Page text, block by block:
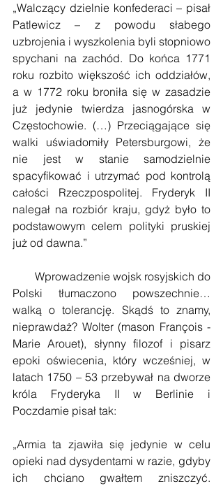
„Walczący dzielnie konfederaci – pisał
Patlewicz – z powodu słabego
uzbrojenia i wyszkolenia byli stopniowo
spychani na zachód. Do końca 1771
roku rozbito większość ich oddziałów,
a w 1772 roku broniła się w zasadzie
już jedynie twierdza jasnogórska w
Częstochowie. (…) Przeciągające się
walki uświadomiły Petersburgowi, że
nie jest w stanie samodzielnie
spacyfikować i utrzymać pod kontrolą
całości Rzeczpospolitej. Fryderyk II
nalegał na rozbiór kraju, gdyż było to
podstawowym celem polityki pruskiej
już od dawna.”
Polski tłumaczono powszechnie…
walką o tolerancję. Skądś to znamy,
nieprawdaż? Wolter (mason François -
Marie Arouet), słynny filozof i pisarz
epoki oświecenia, który wcześniej, w
latach 1750 – 53 przebywał na dworze
króla Fryderyka II w Berlinie i
Poczdamie pisał tak:
„Armia ta zjawiła się jedynie w celu
opieki nad dysydentami w razie, gdyby
ich chciano gwałtem zniszczyć.